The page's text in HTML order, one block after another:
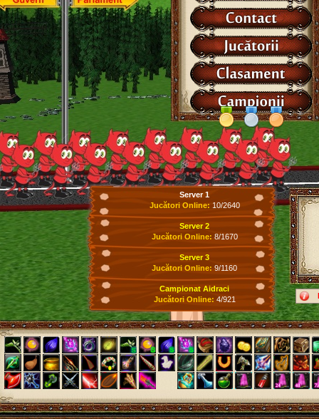
Server 1
Jucători Online: 10/2640
Server 2
Jucători Online: 8/1670
Server 3
Jucători Online: 9/1160
Campionat Aidraci
Jucători Online: 4/921